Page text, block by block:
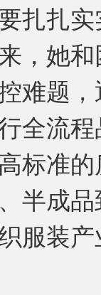
扎扎
，她
难题
全流
标准
半成
服装